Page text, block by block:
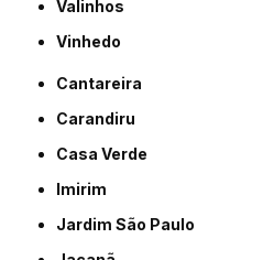
Valinhos
Vinhedo
Cantareira
Carandiru
Casa Verde
Imirim
Jardim São Paulo